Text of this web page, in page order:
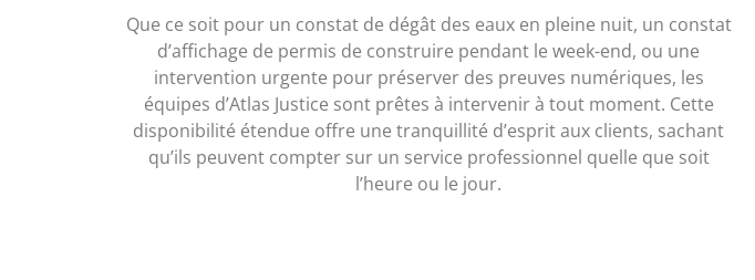
Que ce soit pour un constat de dégât des eaux en pleine nuit, un constat
d’affichage de permis de construire pendant le week-end, ou une
intervention urgente pour préserver des preuves numériques, les
équipes d’Atlas Justice sont prêtes à intervenir à tout moment. Cette
disponibilité étendue offre une tranquillité d’esprit aux clients, sachant
qu’ils peuvent compter sur un service professionnel quelle que soit
l’heure ou le jour.